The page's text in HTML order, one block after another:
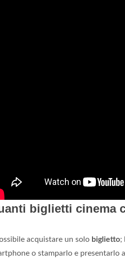
biglietti cinema
acquistare un solo biglietto;
o stamparlo e presentarlo